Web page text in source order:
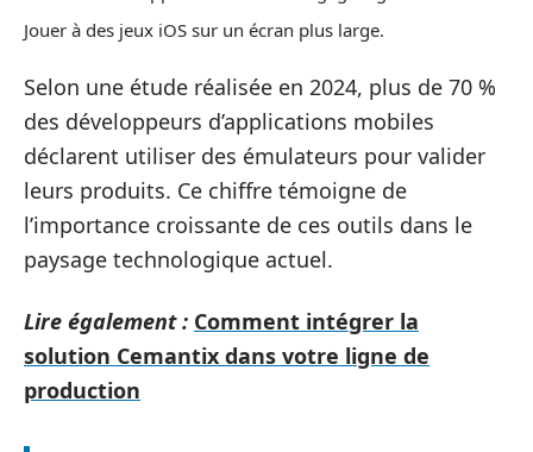
Jouer à des jeux iOS sur un écran plus large.
Selon une étude réalisée en 2024, plus de 70 %
des développeurs d’applications mobiles
déclarent utiliser des émulateurs pour valider
leurs produits. Ce chiffre témoigne de
l’importance croissante de ces outils dans le
paysage technologique actuel.
Lire également : Comment intégrer la
solution Cemantix dans votre ligne de
production